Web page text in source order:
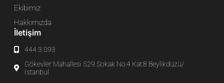
Ekibimiz
Hakkımızda
İletişim
444 3 093
Gökevler Mahallesi 529.Sokak No:4 Kat:8 Beylikdüzü/
İstanbul